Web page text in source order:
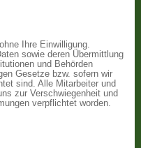
Ihre Einwilligung.
sowie deren Übermittlung
und Behörden
Gesetze bzw. sofern wir
sind. Alle Mitarbeiter und
zur Verschwiegenheit und
verpflichtet worden.